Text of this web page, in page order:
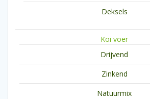
Deksels
Koi voer
Drijvend
Zinkend
Natuurmix